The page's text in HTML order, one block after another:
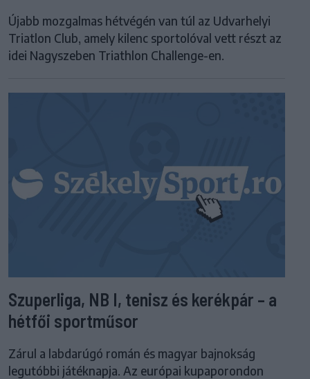
Újabb mozgalmas hétvégén van túl az Udvarhelyi
Triatlon Club, amely kilenc sportolóval vett részt az
idei Nagyszeben Triathlon Challenge-en.
Szuperliga, NB I, tenisz és kerékpár – a
hétfői sportműsor
Zárul a labdarúgó román és magyar bajnokság
legutóbbi játéknapja. Az európai kupaporondon